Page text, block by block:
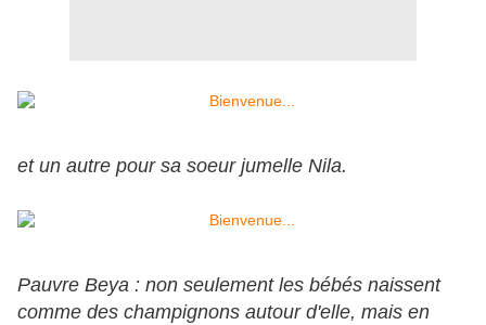
et un autre pour sa soeur jumelle Nila.
Pauvre Beya : non seulement les bébés naissent
comme des champignons autour d'elle, mais en